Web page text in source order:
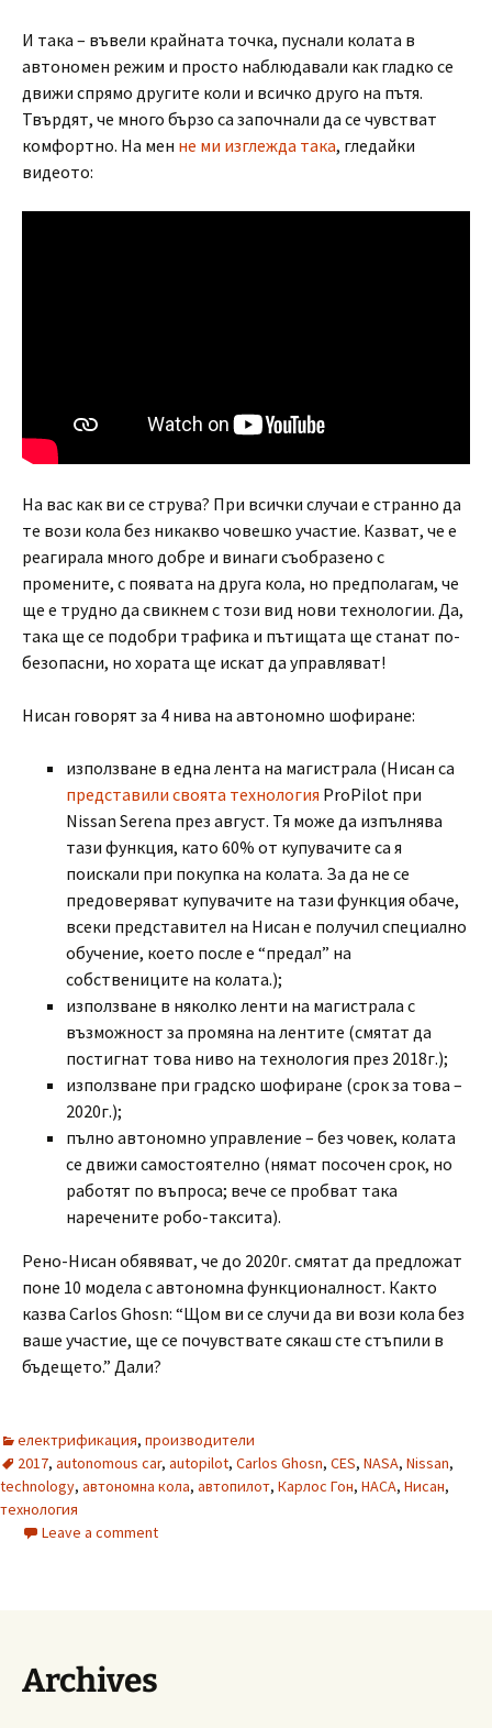
И така – въвели крайната точка, пуснали колата в
автономен режим и просто наблюдавали как гладко се
движи спрямо другите коли и всичко друго на пътя.
Твърдят, че много бързо са започнали да се чувстват
комфортно. На мен не ми изглежда така, гледайки
видеото:
На вас как ви се струва? При всички случаи е странно да
те вози кола без никакво човешко участие. Казват, че е
реагирала много добре и винаги съобразено с
промените, с появата на друга кола, но предполагам, че
ще е трудно да свикнем с този вид нови технологии. Да,
така ще се подобри трафика и пътищата ще станат по-
безопасни, но хората ще искат да управляват!
Нисан говорят за 4 нива на автономно шофиране:
използване в една лента на магистрала (Нисан са
представили своята технология ProPilot при
Nissan Serena през август. Тя може да изпълнява
тази функция, като 60% от купувачите са я
поискали при покупка на колата. За да не се
предоверяват купувачите на тази функция обаче,
всеки представител на Нисан е получил специално
обучение, което после е “предал” на
собствениците на колата.);
използване в няколко ленти на магистрала с
възможност за промяна на лентите (смятат да
постигнат това ниво на технология през 2018г.);
използване при градско шофиране (срок за това –
2020г.);
пълно автономно управление – без човек, колата
се движи самостоятелно (нямат посочен срок, но
работят по въпроса; вече се пробват така
наречените робо-таксита).
Рено-Нисан обявяват, че до 2020г. смятат да предложат
поне 10 модела с автономна функционалност. Както
казва Carlos Ghosn: “Щом ви се случи да ви вози кола без
ваше участие, ще се почувствате сякаш сте стъпили в
бъдещето.” Дали?
електрификация, производители
2017, autonomous car, autopilot, Carlos Ghosn, CES, NASA, Nissan,
technology, автономна кола, автопилот, Карлос Гон, НАСА, Нисан,
технология
Leave a comment
Archives